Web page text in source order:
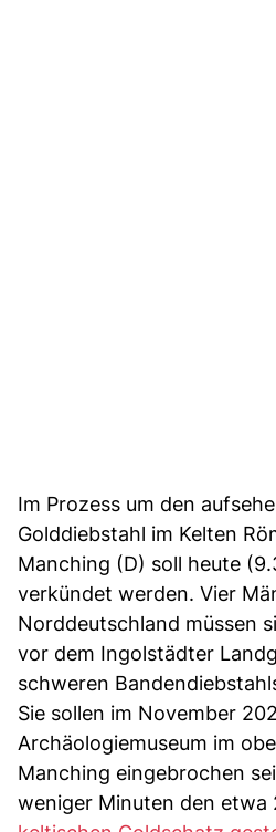
Im Prozess um den
Golddiebstahl im Kelten
Manching (D) soll heute
verkündet werden. Vier
Norddeutschland müssen
vor dem Ingolstädter
schweren
Sie sollen im November
Archäologiemuseum im
Manching eingebrochen
weniger Minuten den etwa